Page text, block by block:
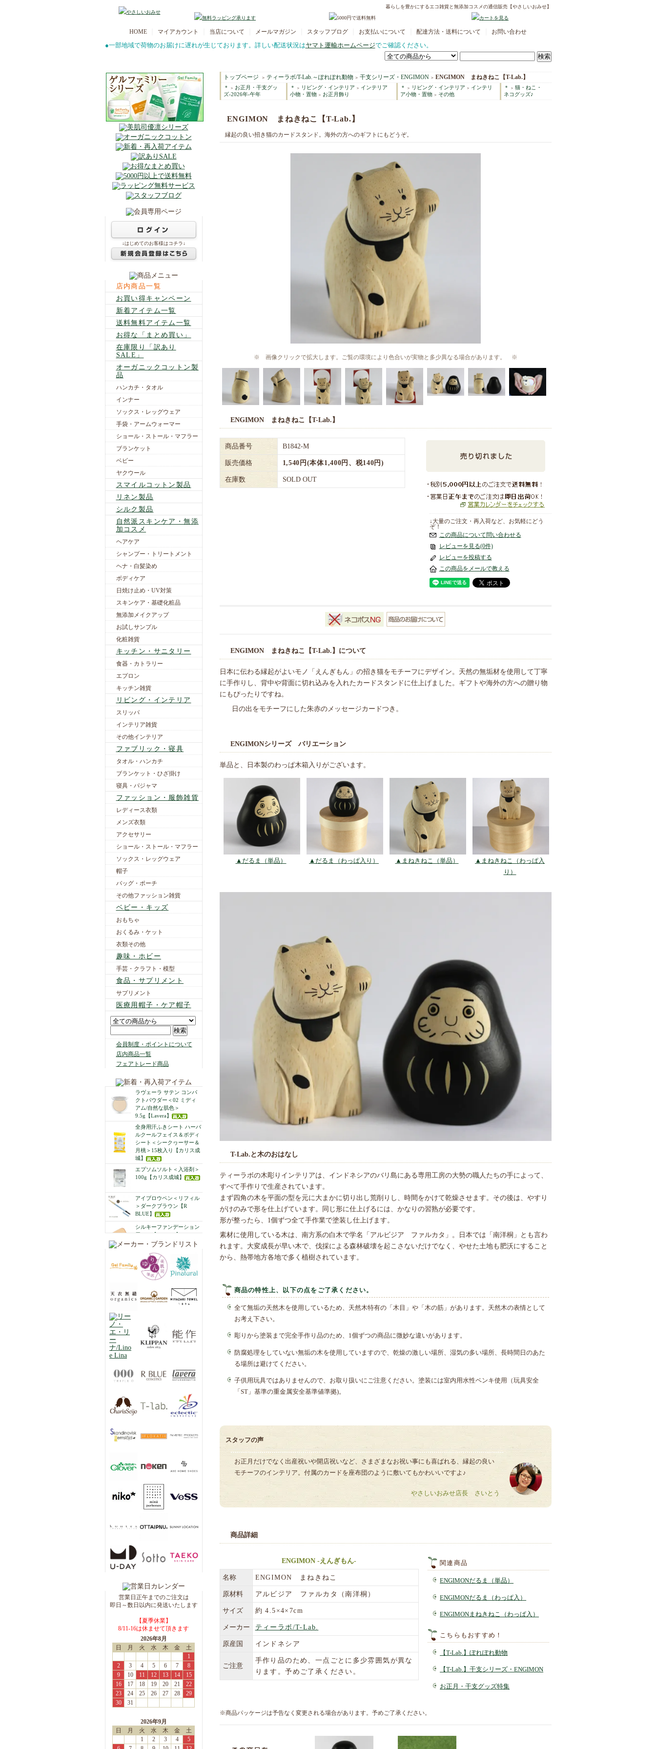
暮らしを豊かにするエコ雑貨と無添加コスメの通信販売【やさしいおみせ】
HOME マイアカウント 当店について メールマガジン スタッフブログ お支払いについて 配達方法・送料について お問い合わせ
●一部地域で荷物のお届けに遅れが生じております。詳しい配送状況はヤマト運輸ホームページでご確認ください。
↓はじめてのお客様はコチラ↓
店内商品一覧
お買い得キャンペーン
新着アイテム一覧
送料無料アイテム一覧
お得な「まとめ買い」
在庫限り「訳あり
SALE」
オーガニックコットン製
品
ハンカチ・タオル
インナー
ソックス・レッグウェア
手袋・アームウォーマー
ショール・ストール・マフラー
ブランケット
ベビー
ヤクウール
スマイルコットン製品
リネン製品
シルク製品
自然派スキンケア・無添
加コスメ
ヘアケア
シャンプー・トリートメント
ヘナ・白髪染め
ボディケア
日焼け止め・UV対策
スキンケア・基礎化粧品
無添加メイクアップ
お試しサンプル
化粧雑貨
キッチン・サニタリー
食器・カトラリー
エプロン
キッチン雑貨
リビング・インテリア
スリッパ
インテリア雑貨
その他インテリア
ファブリック・寝具
タオル・ハンカチ
ブランケット・ひざ掛け
寝具・パジャマ
ファッション・服飾雑貨
レディース衣類
メンズ衣類
アクセサリー
ショール・ストール・マフラー
ソックス・レッグウェア
帽子
バッグ・ポーチ
その他ファッション雑貨
ベビー・キッズ
おもちゃ
おくるみ・ケット
衣類その他
趣味・ホビー
手芸・クラフト・模型
食品・サプリメント
サプリメント
医療用帽子・ケア帽子
会員制度・ポイントについて
店内商品一覧
フェアトレード商品
ラヴェーラ サテン コンパ
クトパウダー＜02 ミディ
アム/自然な肌色＞
9.5g【Lavera】
全身用汗ふきシート ハーバ
ルクールフェイス＆ボディ
シート＜シークヮーサー＆
月桃＞15枚入り【カリス成
城】
エプソムソルト＜入浴剤＞
100g【カリス成城】
アイブロウペン＜リフィル
＞ダークブラウン【R
BLUE】
シルキーファンデーション
用パフ【R BLUE】
UVプロテクトエッセンス
50ml【R BLUE】
ミント オーガニック オイ
ル 10mL【カリス成城】
ーガニック オイル
10mL【カリス成城】
45ml【カリス成城】
個包装ハーブティー ペパー
ハーブ専門店ののど飴 ミ
ラヴェーラ サテン コンパ
明るい肌色＞
9.5g【Lavera】
エプソムソルト＜入浴剤＞
城】
ラヴェーラ マウスウォッシ
夜にゆったりピローミスト
50ml【カリス成城】
ベーシック リップバーム
4.5g【Lavera】
サンスクリーン
SPF50+/PA++++ 35mL
【TAEKO】
スキンケアファンデーショ
ンS＜02 アイボリー＞
30ml【R BLUE】 ※リニ
フェイス＆ボディ 50ml【R
BLUE】
マイルドソープ 100g【R
営業日正午までのご注文は
即日～数日以内に発送いたします
【夏季休業】
8/11-16は休ませて頂きます
2026年8月
日
月 火 水 木 金
土
1
2
3 4 5 6 7
8
9
10 11 12 13 14
15
16
17 18 19 20 21
22
23
24 25 26 27 28
29
30
31
2026年9月
日
月 火 水 木 金
土
1
2 3 4
5
トップページ ＞ ティーラボ/T-Lab.～ぽれぽれ動物 ＞ 干支シリーズ・ENGIMON ＞ ENGIMON まねきねこ【T-Lab.】
＊ ＞ お正月・干支グッ
ズ-2026年-午年
＊ ＞ リビング・インテリア ＞ インテリア
小物・置物 ＞ お正月飾り
＊ ＞ リビング・インテリア ＞ インテリ
ア小物・置物 ＞ その他
＊ ＞ 猫・ねこ・
ネコグッズ♪
ENGIMON まねきねこ【T-Lab.】
縁起の良い招き猫のカードスタンド。海外の方へのギフトにもどうぞ。
※ 画像クリックで拡大します。ご覧の環境により色合いが実物と多少異なる場合があります。 ※
ENGIMON まねきねこ【T-Lab.】
商品番号 B1842-M
販売価格 1,540円(本体1,400円、税140円)
在庫数 SOLD OUT
↓大量のご注文・再入荷など、お気軽にどう
ぞ！
この商品について問い合わせる
レビューを見る(0件)
レビューを投稿する
この商品をメールで教える
ENGIMON まねきねこ【T-Lab.】について
日本に伝わる縁起がよいモノ「えんぎもん」の招き猫をモチーフにデザイン。天然の無垢材を使用して丁寧
に手作りし、背中や背面に切れ込みを入れたカードスタンドに仕上げました。ギフトや海外の方への贈り物
にもぴったりですね。
日の出をモチーフにした朱赤のメッセージカードつき。
ENGIMONシリーズ バリエーション
単品と、日本製のわっぱ木箱入りがございます。
▲だるま（単品） ▲だるま（わっぱ入り） ▲まねきねこ（単品）
▲まねきねこ（わっぱ入
り）
T-Lab.と木のおはなし
ティーラボの木彫りインテリアは、インドネシアのバリ島にある専用工房の大勢の職人たちの手によって、
すべて手作りで生産されています。
まず四角の木を平面の型を元に大まかに切り出し荒削りし、時間をかけて乾燥させます。その後は、やすり
がけのみで形を仕上げています。同じ形に仕上げるには、かなりの習熟が必要です。
形が整ったら、1個ずつ全て手作業で塗装し仕上げます。
素材に使用している木は、南方系の白木で学名「アルビジア ファルカタ」。日本では「南洋桐」とも言わ
れます。大変成長が早い木で、伐採による森林破壊を起こさないだけでなく、やせた土地も肥沃にすること
から、熱帯地方各地で多く植樹されています。
商品の特性上、以下の点をご了承ください。
全て無垢の天然木を使用しているため、天然木特有の「木目」や「木の筋」があります。天然木の表情として
お考え下さい。
彫りから塗装まで完全手作り品のため、1個ずつの商品に微妙な違いがあります。
防腐処理をしていない無垢の木を使用していますので、乾燥の激しい場所、湿気の多い場所、長時間日のあた
る場所は避けてください。
子供用玩具ではありませんので、お取り扱いにご注意ください。塗装には室内用水性ペンキ使用（玩具安全
「ST」基準の重金属安全基準値準拠)。
スタッフの声
お正月だけでなく出産祝いや開店祝いなど、さまざまなお祝い事にも喜ばれる、縁起の良い
モチーフのインテリア。付属のカードを座布団のように敷いてもかわいいですよ♪
やさしいおみせ店長 さいとう
商品詳細
ENGIMON -えんぎもん-
名称 ENGIMON まねきねこ
原材料 アルビジア ファルカタ（南洋桐）
サイズ 約 4.5×4×7cm
メーカー ティーラボ/T-Lab.
原産国 インドネシア
ご注意
手作り品のため、一点ごとに多少雰囲気が異な
ります。予めご了承ください。
関連商品
ENGIMONだるま（単品）
ENGIMONだるま（わっぱ入）
ENGIMONまねきねこ（わっぱ入）
こちらもおすすめ！
【T-Lab.】ぽれぽれ動物
【T-Lab.】干支シリーズ・ENGIMON
お正月・干支グッズ特集
※商品パッケージは予告なく変更される場合があります。予めご了承ください。